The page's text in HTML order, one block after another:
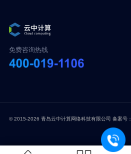
免费咨询热线
© 2015-2026 青岛云中计算网络科技有限公司 备案号：